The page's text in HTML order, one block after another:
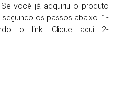
você já adquiriu o produto
os passos abaixo. 1-
o link: Clique aqui 2-